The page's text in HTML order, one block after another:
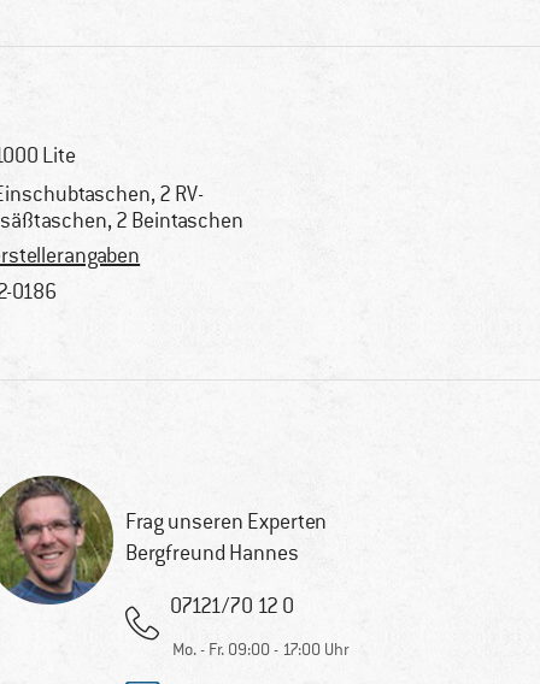
Lite
2 RV-
2 Beintaschen
0186
Frag unseren Experten
Bergfreund Hannes
07121/70 12 0
Mo. - Fr. 09:00 - 17:00 Uhr